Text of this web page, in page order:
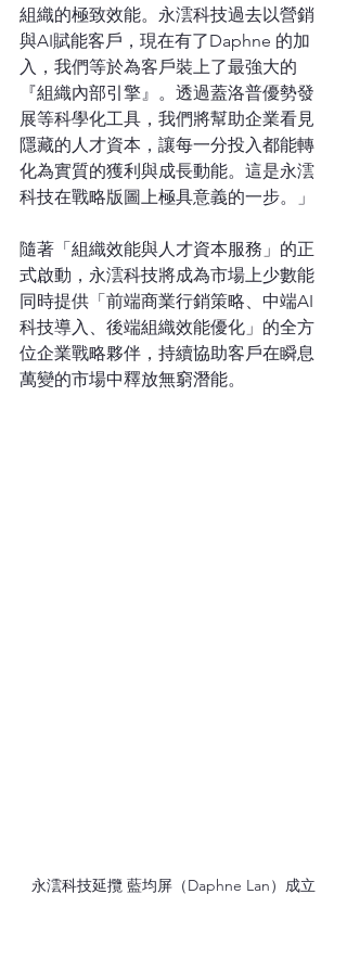
組織的極致效能。永澐科技過去以營銷
與AI賦能客戶，現在有了Daphne 的加
入，我們等於為客戶裝上了最強大的
『組織內部引擎』。透過蓋洛普優勢發
展等科學化工具，我們將幫助企業看見
隱藏的人才資本，讓每一分投入都能轉
化為實質的獲利與成長動能。這是永澐
科技在戰略版圖上極具意義的一步。」
隨著「組織效能與人才資本服務」的正
式啟動，永澐科技將成為市場上少數能
同時提供「前端商業行銷策略、中端AI
科技導入、後端組織效能優化」的全方
位企業戰略夥伴，持續協助客戶在瞬息
萬變的市場中釋放無窮潛能。
永澐科技延攬 藍均屏（Daphne Lan）成立